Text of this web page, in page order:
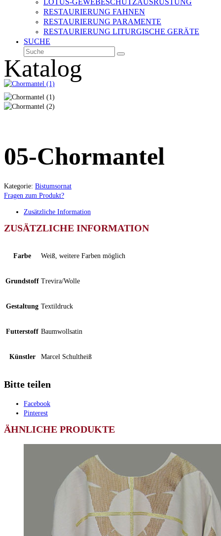
LOTUS-GEWEBESCHUTZAUSRÜSTUNG
RESTAURIERUNG FAHNEN
RESTAURIERUNG PARAMENTE
RESTAURIERUNG LITURGISCHE GERÄTE
SUCHE
Suche
Senden
Katalog
05-Chormantel
Kategorie: Bistumsornat
Fragen zum Produkt?
Zusätzliche Information
ZUSÄTZLICHE INFORMATION
Farbe Weiß, weitere Farben möglich
Grundstoff Trevira/Wolle
Gestaltung Textildruck
Futterstoff Baumwollsatin
Künstler Marcel Schultheiß
Bitte teilen
Facebook
Pinterest
ÄHNLICHE PRODUKTE